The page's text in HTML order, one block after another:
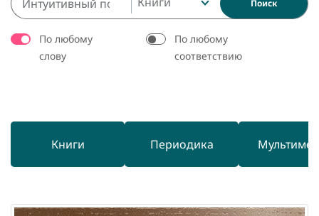
Поиск
По любому
слову
По любому
соответствию
Книги Периодика